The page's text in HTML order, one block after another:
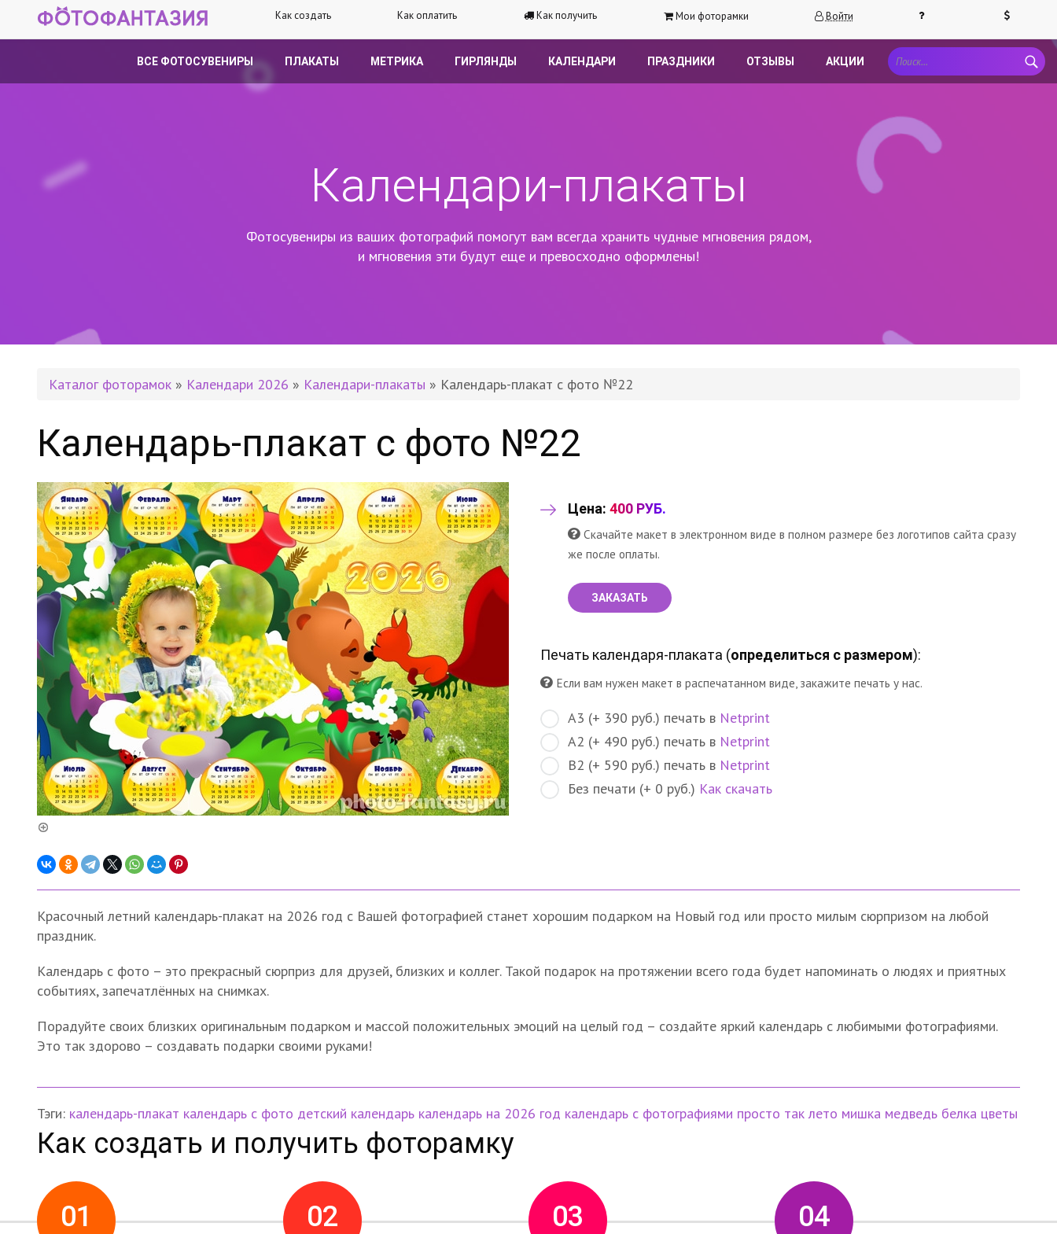
Как создать Как оплатить Как получить Мои фоторамки Войти
ВСЕ ФОТОСУВЕНИРЫ ПЛАКАТЫ МЕТРИКА ГИРЛЯНДЫ КАЛЕНДАРИ ПРАЗДНИКИ ОТЗЫВЫ АКЦИИ
Календари-плакаты
Фотосувениры из ваших фотографий помогут вам всегда хранить чудные мгновения рядом,
и мгновения эти будут еще и превосходно оформлены!
Каталог фоторамок » Календари 2026 » Календари-плакаты » Календарь-плакат с фото №22
Календарь-плакат с фото №22
Цена: 400 РУБ.
Скачайте макет в электронном виде в полном размере без логотипов сайта сразу
же после оплаты.
ЗАКАЗАТЬ
Печать календаря-плаката (определиться с размером):
Если вам нужен макет в распечатанном виде, закажите печать у нас.
A3 (+ 390 руб.) печать в Netprint
А2 (+ 490 руб.) печать в Netprint
В2 (+ 590 руб.) печать в Netprint
Без печати (+ 0 руб.) Как скачать
Красочный летний календарь-плакат на 2026 год с Вашей фотографией станет хорошим подарком на Новый год или просто милым сюрпризом на любой
праздник.
Календарь с фото – это прекрасный сюрприз для друзей, близких и коллег. Такой подарок на протяжении всего года будет напоминать о людях и приятных
событиях, запечатлённых на снимках.
Порадуйте своих близких оригинальным подарком и массой положительных эмоций на целый год – создайте яркий календарь с любимыми фотографиями.
Это так здорово – создавать подарки своими руками!
Тэги: календарь-плакат календарь с фото детский календарь календарь на 2026 год календарь с фотографиями просто так лето мишка медведь белка цветы
Как создать и получить фоторамку
01 02 03 04